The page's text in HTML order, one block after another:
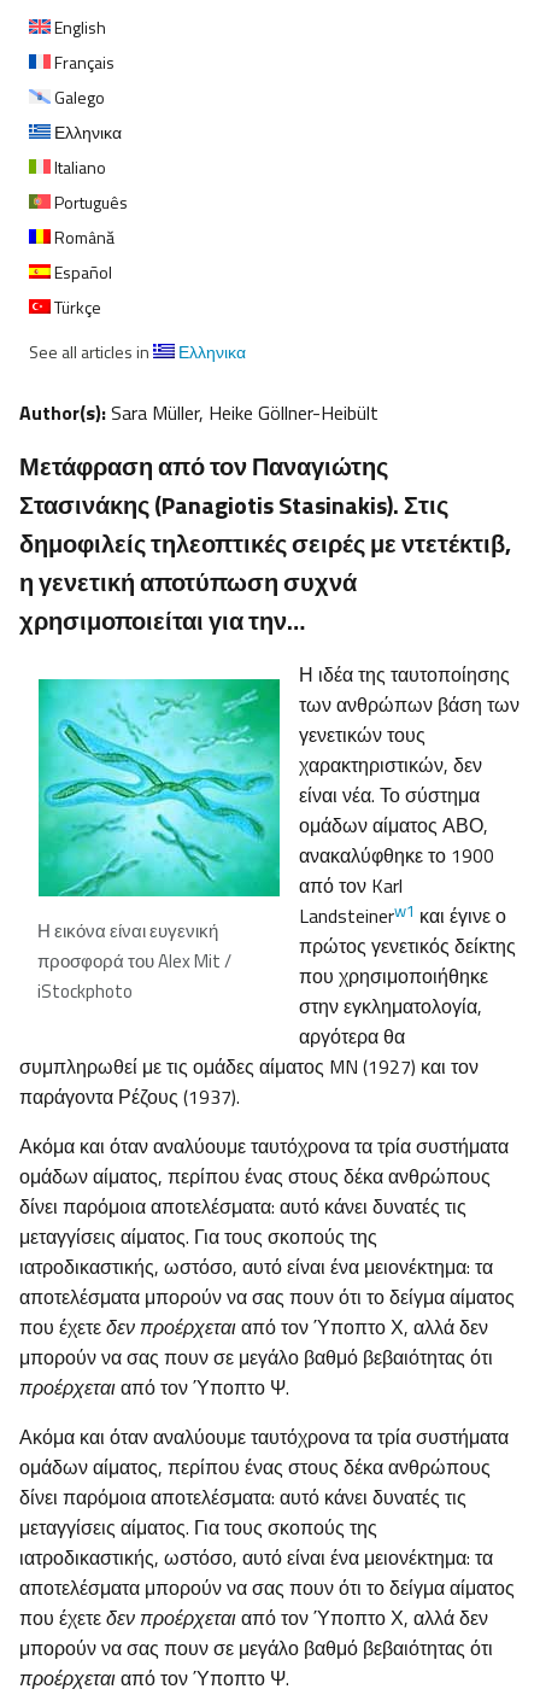
English
Français
Galego
Ελληνικα
Italiano
Português
Română
Español
Türkçe
See all articles in
Ελληνικα
Author(s):Sara Müller, Heike Göllner-Heibült
Μετάφραση από τον Παναγιώτης
Στασινάκης (Panagiotis Stasinakis). Στις
δημοφιλείς τηλεοπτικές σειρές με ντετέκτιβ,
η γενετική αποτύπωση συχνά
χρησιμοποιείται για την…
Η εικόνα είναι ευγενική
προσφορά του Alex Mit /
iStockphoto
Η ιδέα της ταυτοποίησης
των ανθρώπων βάση των
γενετικών τους
χαρακτηριστικών, δεν
είναι νέα. Το σύστημα
ομάδων αίματος ΑΒΟ,
ανακαλύφθηκε το 1900
από τον Karl
Landsteinerw1 και έγινε ο
πρώτος γενετικός δείκτης
που χρησιμοποιήθηκε
στην εγκληματολογία,
αργότερα θα
συμπληρωθεί με τις ομάδες αίματος MN (1927) και τον
παράγοντα Ρέζους (1937).
Ακόμα και όταν αναλύουμε ταυτόχρονα τα τρία συστήματα
ομάδων αίματος, περίπου ένας στους δέκα ανθρώπους
δίνει παρόμοια αποτελέσματα: αυτό κάνει δυνατές τις
μεταγγίσεις αίματος. Για τους σκοπούς της
ιατροδικαστικής, ωστόσο, αυτό είναι ένα μειονέκτημα: τα
αποτελέσματα μπορούν να σας πουν ότι το δείγμα αίματος
που έχετεδεν προέρχεταιαπό τον Ύποπτο Χ, αλλά δεν
μπορούν να σας πουν σε μεγάλο βαθμό βεβαιότητας ότι
προέρχεταιαπό τον Ύποπτο Ψ.
Ακόμα και όταν αναλύουμε ταυτόχρονα τα τρία συστήματα
ομάδων αίματος, περίπου ένας στους δέκα ανθρώπους
δίνει παρόμοια αποτελέσματα: αυτό κάνει δυνατές τις
μεταγγίσεις αίματος. Για τους σκοπούς της
ιατροδικαστικής, ωστόσο, αυτό είναι ένα μειονέκτημα: τα
αποτελέσματα μπορούν να σας πουν ότι το δείγμα αίματος
που έχετεδεν προέρχεταιαπό τον Ύποπτο Χ, αλλά δεν
μπορούν να σας πουν σε μεγάλο βαθμό βεβαιότητας ότι
προέρχεταιαπό τον Ύποπτο Ψ.